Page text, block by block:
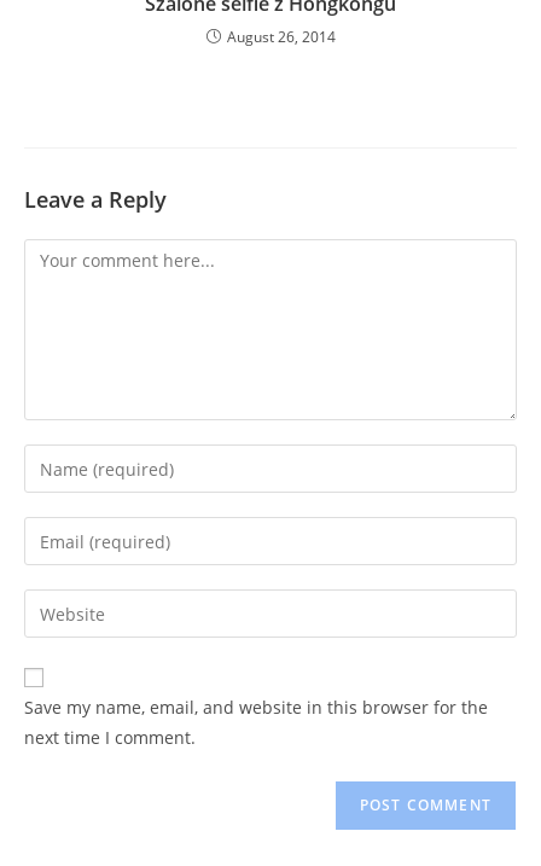
August 26, 2014
Leave a Reply
Comment
Enter
your
name
comment
Enter
your
email
address
comment
Enter
your
website
URL
(optional)
Save my name, email, and website in this browser for the
next time I comment.